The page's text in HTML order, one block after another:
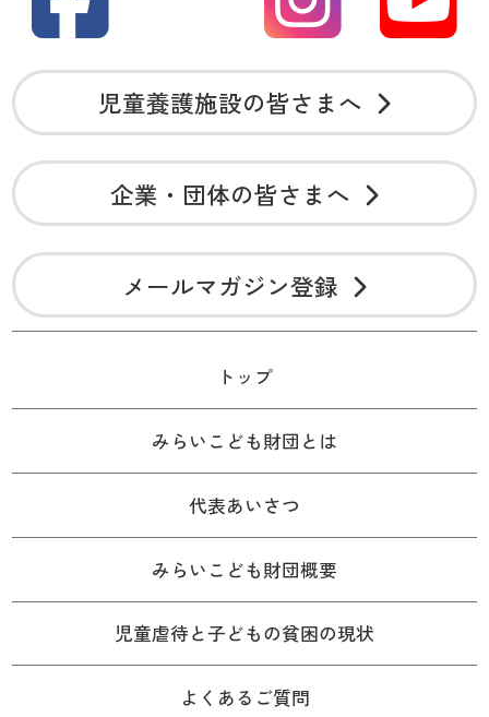
児童養護施設の皆さまへ
企業・団体の皆さまへ
メールマガジン登録
トップ
みらいこども財団とは
代表あいさつ
みらいこども財団概要
児童虐待と子どもの貧困の現状
よくあるご質問